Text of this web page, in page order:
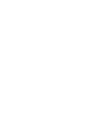
urbain. Les luffas égyptiens,
et d'une durabilité
peut s'éleve